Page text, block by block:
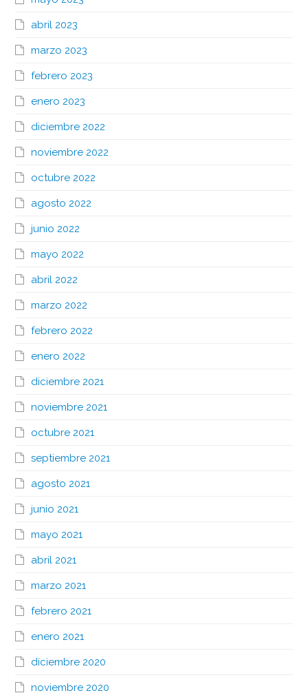
abril 2023
marzo 2023
febrero 2023
enero 2023
diciembre 2022
noviembre 2022
octubre 2022
agosto 2022
junio 2022
mayo 2022
abril 2022
marzo 2022
febrero 2022
enero 2022
diciembre 2021
noviembre 2021
octubre 2021
septiembre 2021
agosto 2021
junio 2021
mayo 2021
abril 2021
marzo 2021
febrero 2021
enero 2021
diciembre 2020
noviembre 2020